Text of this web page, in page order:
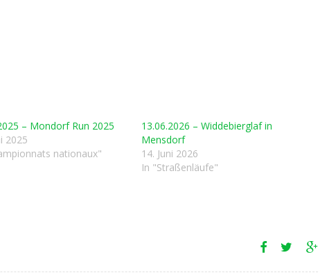
– Mondorf Run 2025
2025
nationaux"
13.06.2026 – Widdebierglaf in
Mensdorf
14. Juni 2026
In "Straßenläufe"